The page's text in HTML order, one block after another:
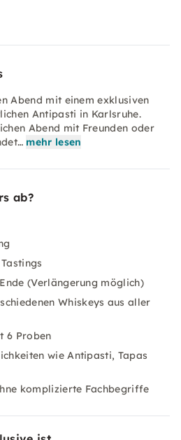
Abend mit einem exklusiven
Antipasti in Karlsruhe.
Abend mit Freunden oder
mehr lesen
ab?
(Verlängerung möglich)
Whiskeys aus aller
6 Proben
wie Antipasti, Tapas
komplizierte Fachbegriffe